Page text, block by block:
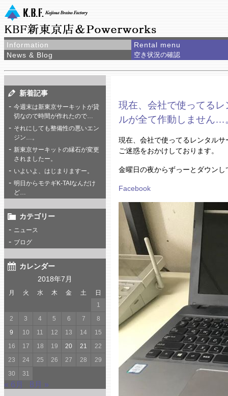
Information
Rental menu
News & Blog
空き状況の確認
現在、会社で使ってる
ルが全て作動しません…
現在、会社で使ってるレンタル
ご迷惑をおかけしております。
金曜日の夜からずっーとダウン
Facebook
新着記事
今週末は新東京サーキットが貸
切なので時間が作れたので…
それにしても整備性の悪いエン
ジン…。
新東京サーキットの縁石が変更
されましたー。
いよいよ、はじまりますー。
明日からモテギK-TAIなんだけ
ど…
カテゴリー
ニュース
ブログ
カレンダー
2018年7月
月 火 水 木 金 土
日
1
2
3 4 5 6 7
8
9
10 11 12 13 14
15
16
17 18 19 20 21
22
23
24 25 26 27 28
29
30
31
« 6月 8月 »